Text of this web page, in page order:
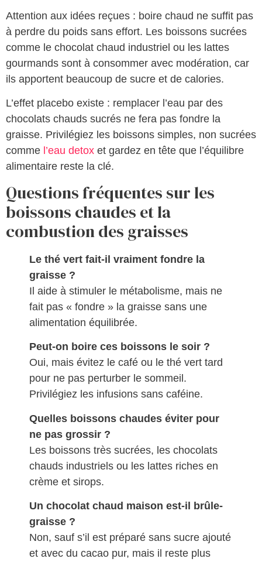
Attention aux idées reçues : boire chaud ne suffit pas
à perdre du poids sans effort. Les boissons sucrées
comme le chocolat chaud industriel ou les lattes
gourmands sont à consommer avec modération, car
ils apportent beaucoup de sucre et de calories.
L’effet placebo existe : remplacer l’eau par des
chocolats chauds sucrés ne fera pas fondre la
graisse. Privilégiez les boissons simples, non sucrées
comme l’eau detox et gardez en tête que l’équilibre
alimentaire reste la clé.
Questions fréquentes sur les
boissons chaudes et la
combustion des graisses
Le thé vert fait-il vraiment fondre la
graisse ?
Il aide à stimuler le métabolisme, mais ne
fait pas « fondre » la graisse sans une
alimentation équilibrée.
Peut-on boire ces boissons le soir ?
Oui, mais évitez le café ou le thé vert tard
pour ne pas perturber le sommeil.
Privilégiez les infusions sans caféine.
Quelles boissons chaudes éviter pour
ne pas grossir ?
Les boissons très sucrées, les chocolats
chauds industriels ou les lattes riches en
crème et sirops.
Un chocolat chaud maison est-il brûle-
graisse ?
Non, sauf s’il est préparé sans sucre ajouté
et avec du cacao pur, mais il reste plus